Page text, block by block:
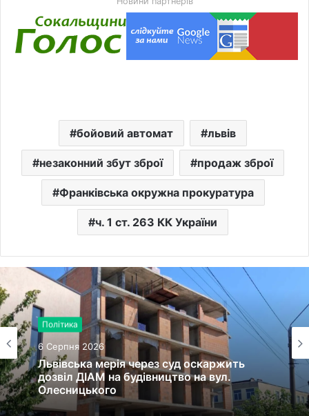
бойовий автомат львів
незаконний збут зброї продаж зброї
Франківська окружна прокуратура
ч. 1 ст. 263 КК України
Політика
6 Серпня 2026
Львівська мерія через суд оскаржить
дозвіл ДІАМ на будівництво на вул.
Олесницького